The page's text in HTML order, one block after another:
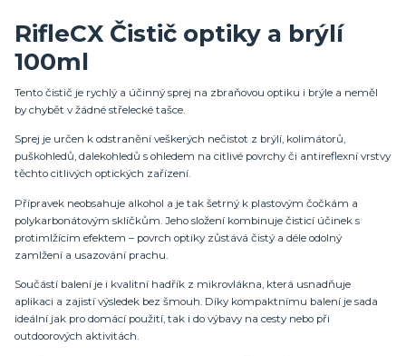
RifleCX Čistič optiky a brýlí
100ml
Tento čistič je rychlý a účinný sprej na zbraňovou optiku i brýle a neměl
by chybět v žádné střelecké tašce.
Sprej je určen k odstranění veškerých nečistot z brýlí, kolimátorů,
puškohledů, dalekohledů s ohledem na citlivé povrchy či antireflexní vrstvy
těchto citlivých optických zařízení.
Přípravek neobsahuje alkohol a je tak šetrný k plastovým čočkám a
polykarbonátovým sklíčkům. Jeho složení kombinuje čisticí účinek s
protimlžícím efektem – povrch optiky zůstává čistý a déle odolný
zamlžení a usazování prachu.
Součástí balení je i kvalitní hadřík z mikrovlákna, která usnadňuje
aplikaci a zajistí výsledek bez šmouh. Díky kompaktnímu balení je sada
ideální jak pro domácí použití, tak i do výbavy na cesty nebo při
outdoorových aktivitách.